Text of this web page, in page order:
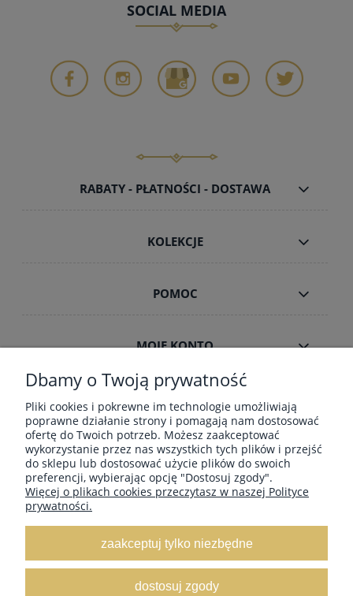
SOCIAL MEDIA
RABATY - PŁATNOŚCI - DOSTAWA
KOLEKCJE
POMOC
MOJE KONTO
INFORMACJE
ZAMÓWIENIA HURT B2B
Dostawa GRATIS ! za zakupy powyżej 190
zł Paczkomaty, Kurier InPost, Kurier DPD,
Poczta-Pocztex
, Orlen Paczka
Dbamy o Twoją prywatność
Pliki cookies i pokrewne im technologie umożliwiają
poprawne działanie strony i pomagają nam dostosować
ofertę do Twoich potrzeb. Możesz zaakceptować
wykorzystanie przez nas wszystkich tych plików i przejść
do sklepu lub dostosować użycie plików do swoich
preferencji, wybierając opcję "Dostosuj zgody".
Więcej o plikach cookies przeczytasz w naszej Polityce
prywatności.
zaakceptuj tylko niezbędne
dostosuj zgody